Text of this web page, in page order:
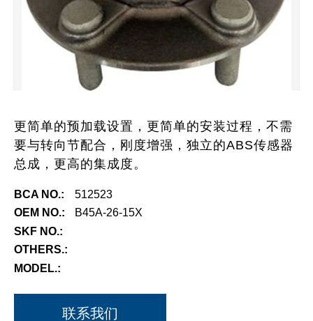
更简单的预加载设置，更简单的安装过程，不需
要与转向节配合，刚度增强，独立的ABS传感器
总成，更高的集成度。
BCA NO.:
512523
OEM NO.:
B45A-26-15X
SKF NO.:
OTHERS.:
MODEL.:
联系我们